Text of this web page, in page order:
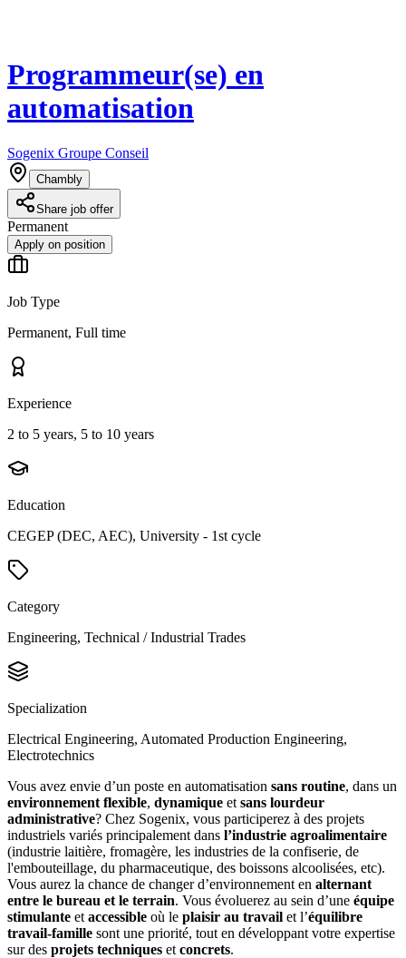
Programmeur(se) en
automatisation
Sogenix Groupe Conseil
Chambly
Share job offer
Permanent
Apply on position
Job Type
Permanent, Full time
Experience
2 to 5 years, 5 to 10 years
Education
CEGEP (DEC, AEC), University - 1st cycle
Category
Engineering, Technical / Industrial Trades
Specialization
Electrical Engineering, Automated Production Engineering,
Electrotechnics
Vous avez envie d’un poste en automatisation sans routine, dans un
environnement flexible, dynamique et sans lourdeur
administrative? Chez Sogenix, vous participerez à des projets
industriels variés principalement dans l’industrie agroalimentaire
(industrie laitière, fromagère, les industries de la confiserie, de
l'embouteillage, du pharmaceutique, des boissons alcoolisées, etc).
Vous aurez la chance de changer d’environnement en alternant
entre le bureau et le terrain. Vous évoluerez au sein d’une équipe
stimulante et accessible où le plaisir au travail et l’équilibre
travail-famille sont une priorité, tout en développant votre expertise
sur des projets techniques et concrets.